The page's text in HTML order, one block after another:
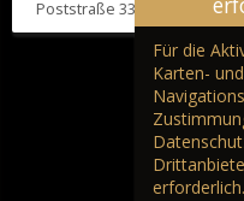
Poststraße 33, 66687
Für die
Karten- und
erforderlich.